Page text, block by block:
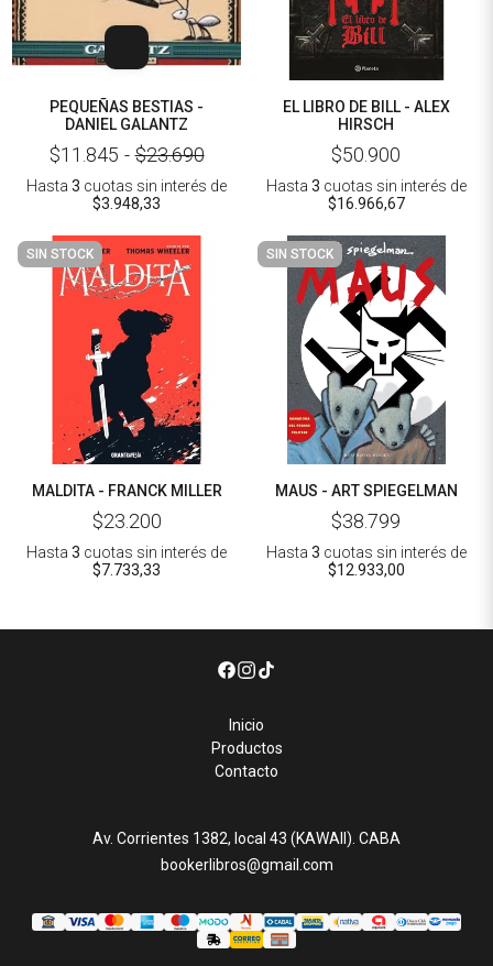
PEQUEÑAS BESTIAS -
DANIEL GALANTZ
$11.845 - $23.690
Hasta3 cuotas sin interés de
$3.948,33
EL LIBRO DE BILL - ALEX
HIRSCH
$50.900
Hasta 3 cuotas sin interés de
$16.966,67
SIN STOCK
MALDITA - FRANCK MILLER
$23.200
Hasta3 cuotas sin interés de
$7.733,33
SIN STOCK
MAUS - ART SPIEGELMAN
$38.799
Hasta 3 cuotas sin interés de
$12.933,00
Inicio
Productos
Contacto
Av. Corrientes 1382, local 43 (KAWAII). CABA
bookerlibros@gmail.com